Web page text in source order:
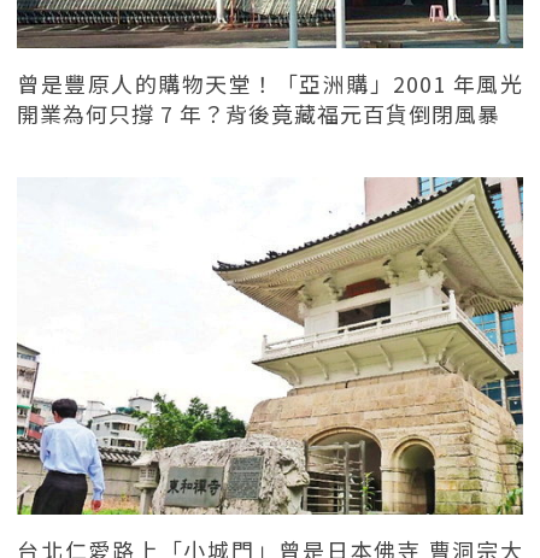
曾是豐原人的購物天堂！「亞洲購」2001 年風光
開業為何只撐 7 年？背後竟藏福元百貨倒閉風暴
台北仁愛路上「小城門」曾是日本佛寺 曹洞宗大